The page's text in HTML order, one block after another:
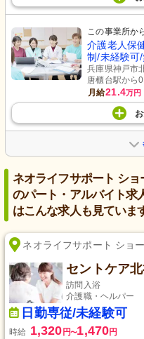
この事業所か
介護老人保
制/未経験可
兵庫県神戸市
唐櫃台駅から
月給21.4万円
ネオライフサポート シ
のパート・アルバイト求
はこんな求人も見ていま
ネオライフサポート ショ
セントケア
訪問入浴
介護職・ヘルパー
日勤専従/未経験可
時給 1,320 円〜1,470円